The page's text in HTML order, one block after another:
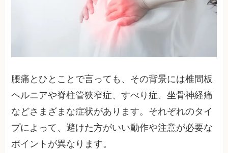
腰痛とひとことで言っても、その背景には椎間板
ヘルニアや脊柱管狭窄症、すべり症、坐骨神経痛
などさまざまな症状があります。それぞれのタイ
プによって、避けた方がいい動作や注意が必要な
ポイントが異なります。